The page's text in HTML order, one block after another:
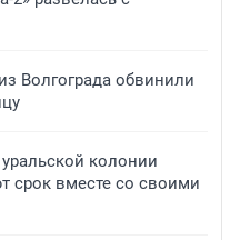
Волгограда обвинили
колонии
вместе со своими